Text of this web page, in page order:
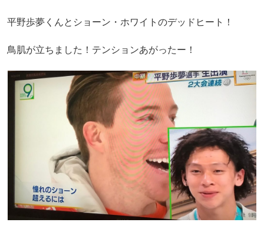
平野歩夢くんとショーン・ホワイトのデッドヒート！
鳥肌が立ちました！テンションあがったー！